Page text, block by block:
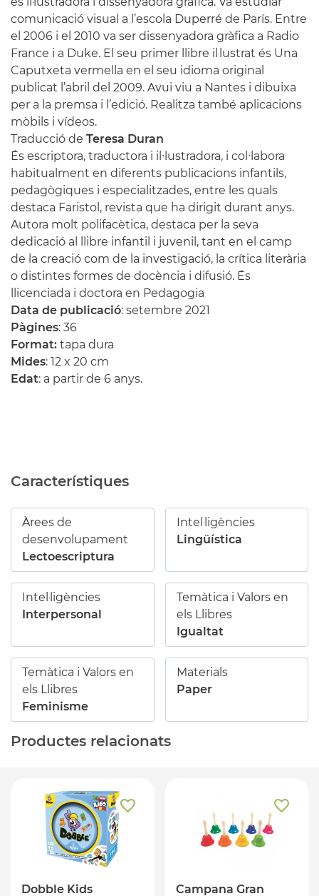
comunicació visual a l’escola Duperré de París. Entre
el 2006 i el 2010 va ser dissenyadora gràfica a Radio
France i a Duke. El seu primer llibre il·lustrat és Una
Caputxeta vermella en el seu idioma original
publicat l’abril del 2009. Avui viu a Nantes i dibuixa
per a la premsa i l’edició. Realitza també aplicacions
mòbils i vídeos.
Traducció de Teresa Duran
És escriptora, traductora i il∙lustradora, i col∙labora
habitualment en diferents publicacions infantils,
pedagògiques i especialitzades, entre les quals
destaca Faristol, revista que ha dirigit durant anys.
Autora molt polifacètica, destaca per la seva
dedicació al llibre infantil i juvenil, tant en el camp
de la creació com de la investigació, la crítica literària
o distintes formes de docència i difusió. És
llicenciada i doctora en Pedagogia
Data de publicació: setembre 2021
Pàgines: 36
Format: tapa dura
Mides: 12 x 20 cm
Edat: a partir de 6 anys.
Característiques
Àrees de
desenvolupament
Lectoescriptura
Intel·ligències
Lingüística
Intel·ligències
Interpersonal
Temàtica i Valors en
els Llibres
Igualtat
Temàtica i Valors en
els Llibres
Feminisme
Materials
Paper
Productes relacionats
Dobble Kids Campana Gran